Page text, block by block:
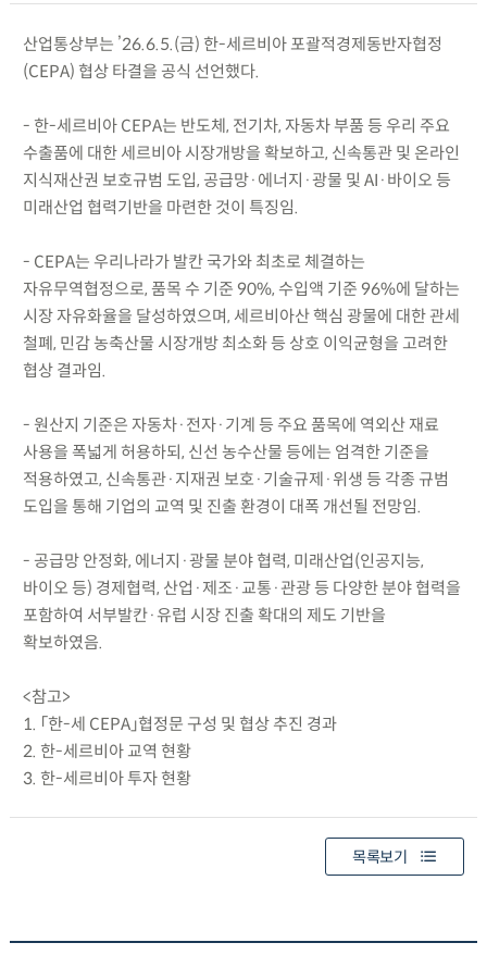
산업통상부는 ’26.6.5.(금) 한-세르비아 포괄적경제동반자협정
(CEPA) 협상 타결을 공식 선언했다.
- 한-세르비아 CEPA는 반도체, 전기차, 자동차 부품 등 우리 주요
수출품에 대한 세르비아 시장개방을 확보하고, 신속통관 및 온라인
지식재산권 보호규범 도입, 공급망·에너지·광물 및 AI·바이오 등
미래산업 협력기반을 마련한 것이 특징임.
- CEPA는 우리나라가 발칸 국가와 최초로 체결하는
자유무역협정으로, 품목 수 기준 90%, 수입액 기준 96%에 달하는
시장 자유화율을 달성하였으며, 세르비아산 핵심 광물에 대한 관세
철폐, 민감 농축산물 시장개방 최소화 등 상호 이익균형을 고려한
협상 결과임.
- 원산지 기준은 자동차·전자·기계 등 주요 품목에 역외산 재료
사용을 폭넓게 허용하되, 신선 농수산물 등에는 엄격한 기준을
적용하였고, 신속통관·지재권 보호·기술규제·위생 등 각종 규범
도입을 통해 기업의 교역 및 진출 환경이 대폭 개선될 전망임.
- 공급망 안정화, 에너지·광물 분야 협력, 미래산업(인공지능,
바이오 등) 경제협력, 산업·제조·교통·관광 등 다양한 분야 협력을
포함하여 서부발칸·유럽 시장 진출 확대의 제도 기반을
확보하였음.
<참고>
1. 「한-세 CEPA」협정문 구성 및 협상 추진 경과
2. 한-세르비아 교역 현황
3. 한-세르비아 투자 현황
목록보기